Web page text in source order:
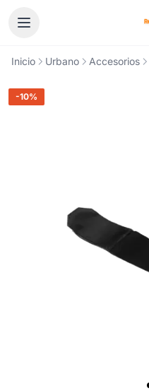
Inicio Urbano Accesorios
-10%